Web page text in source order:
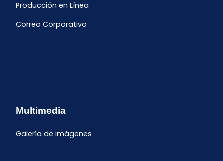
Producción en Línea
Correo Corporativo
Multimedia
Galería de imágenes